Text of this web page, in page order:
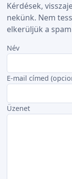
Kérdések,
nekünk. Nem
elkerüljük a
Név
E-mail címed
Üzenet